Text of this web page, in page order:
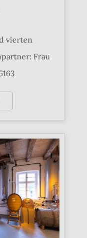
vierten
Frau